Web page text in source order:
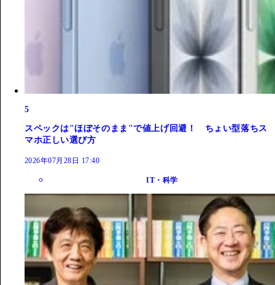
5
スペックは"ほぼそのまま"で値上げ回避！ ちょい型落ちス
マホ正しい選び方
2026年07月28日 17:40
IT・科学